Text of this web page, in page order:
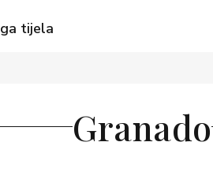
tijela
Granado